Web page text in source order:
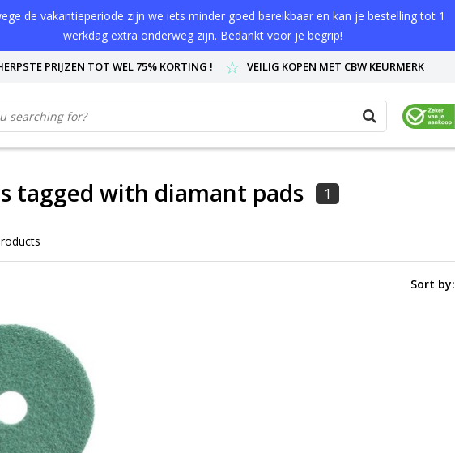
de vakantieperiode zijn we iets minder goed bereikbaar en kan je bestelling tot 1
werkdag extra onderweg zijn. Bedankt voor je begrip!
PRIJZEN TOT WEL 75% KORTING ! VEILIG KOPEN MET CBW KEURMERK
tagged with diamant pads 1
Sort by: